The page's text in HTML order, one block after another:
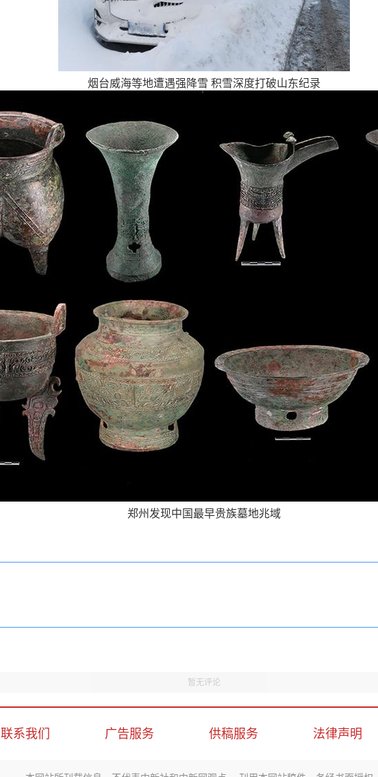
烟台威海等地遭遇强降雪 积雪深度打破山东纪录
郑州发现中国最早贵族墓地兆域
暂无评论
联系我们 广告服务 供稿服务 法律声明